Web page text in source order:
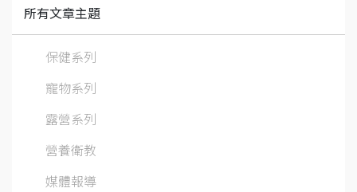
所有文章主題
保健系列
寵物系列
露營系列
營養衛教
媒體報導